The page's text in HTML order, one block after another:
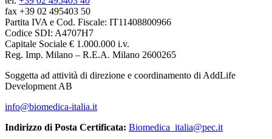
fax +39 02 495403 50
Partita IVA e Cod. Fiscale: IT11408800966
Codice SDI: A4707H7
Capitale Sociale € 1.000.000 i.v.
Reg. Imp. Milano – R.E.A. Milano 2600265
Soggetta ad attività di direzione e coordinamento di AddLife
Development AB
info@biomedica-italia.it
Indirizzo di Posta Certificata: Biomedica_italia@pec.it